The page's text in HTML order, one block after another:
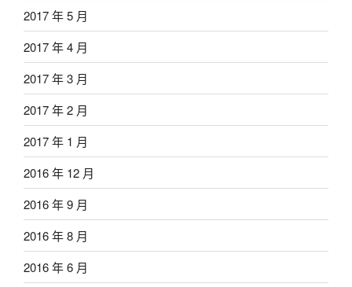
2017 年 5 月
2017 年 4 月
2017 年 3 月
2017 年 2 月
2017 年 1 月
2016 年 12 月
2016 年 9 月
2016 年 8 月
2016 年 6 月